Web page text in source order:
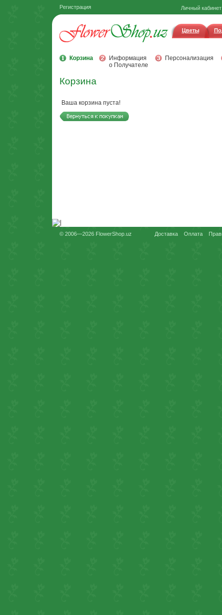
Регистрация Личный кабинет
Цветы
Корзина
Информация
о Получателе
Персонализация
Корзина
Ваша корзина пуста!
© 2006—2026 FlowerShop.uz Доставка Оплата